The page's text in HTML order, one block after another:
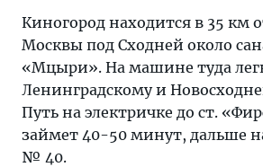
Киногород находится в 35 км
Москвы под Сходней около
«Мцыри». На машине туда
Ленинградскому и
Путь на электричке до ст.
займет 40-50 минут, дальше
№ 40.